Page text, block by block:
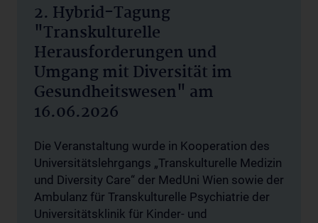
2. Hybrid-Tagung
"Transkulturelle
Herausforderungen und
Umgang mit Diversität im
Gesundheitswesen" am
16.06.2026
Die Veranstaltung wurde in Kooperation des
Universitätslehrgangs „Transkulturelle Medizin
und Diversity Care“ der MedUni Wien sowie der
Ambulanz für Transkulturelle Psychiatrie der
Universitätsklinik für Kinder- und